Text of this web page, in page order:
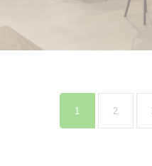
1 2